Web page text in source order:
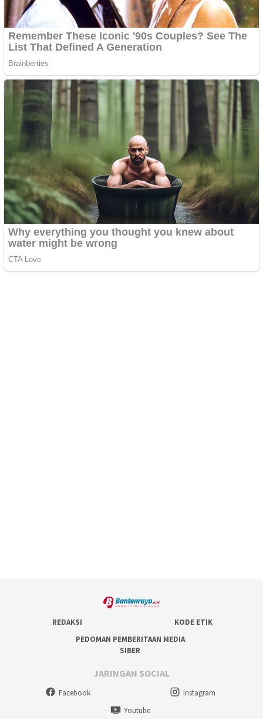
REDAKSI
KODE ETIK
PEDOMAN PEMBERITAAN MEDIA
SIBER
JARINGAN SOCIAL
Facebook
Instagram
Youtube